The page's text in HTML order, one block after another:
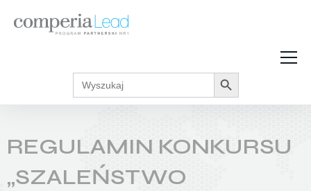
Strefa Wiedzy
Akcje promocyjne
Regulaminy
Search
for:
Search Button
REGULAMIN KONKURSU
„SZALEŃSTWO